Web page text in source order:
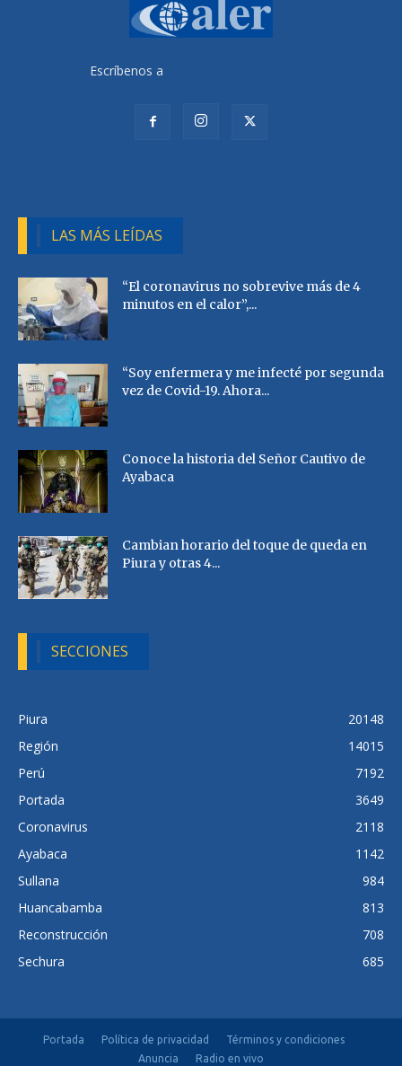
Escríbenos a
LAS MÁS LEÍDAS
“El coronavirus no sobrevive más de 4
minutos en el calor”,...
“Soy enfermera y me infecté por segunda
vez de Covid-19. Ahora...
Conoce la historia del Señor Cautivo de
Ayabaca
Cambian horario del toque de queda en
Piura y otras 4...
SECCIONES
Piura
20148
Región
14015
Perú
7192
Portada
3649
Coronavirus
2118
Ayabaca
1142
Sullana
984
Huancabamba
813
Reconstrucción
708
Sechura
685
Portada Política de privacidad
Términos y condiciones
Anuncia
Radio en vivo